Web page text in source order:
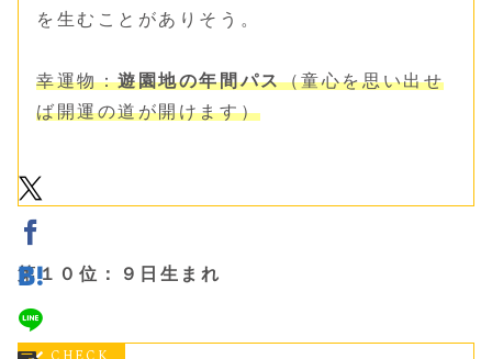
を生むことがありそう。
幸運物：遊園地の年間パス（童心を思い出せ
ば開運の道が開けます）
第１０位：９日生まれ